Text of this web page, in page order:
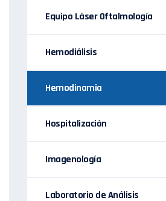
Equipo Láser Oftalmología
Hemodiálisis
Hemodinamia
Hospitalización
Imagenología
Laboratorio de Análisis